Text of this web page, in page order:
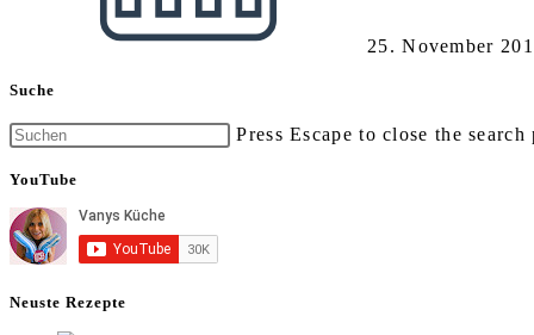
25. November
Suche
Press Escape to close the search
YouTube
Neuste Rezepte